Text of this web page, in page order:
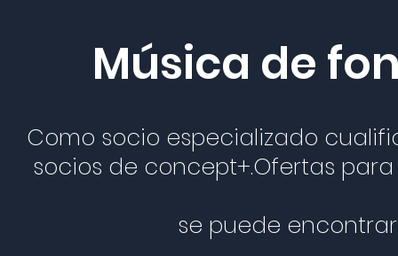
Música de
Como socio especializado
socios de concept+.Ofertas
se puede